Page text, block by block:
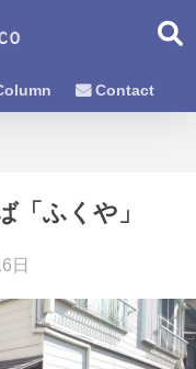
Contact
「ふくや」
日